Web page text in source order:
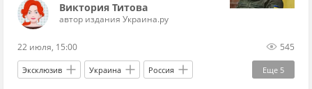
Виктория Титова
автор издания Украина.ру
22 июля, 15:00 545
Еще 5
Эксклюзив Украина Россия